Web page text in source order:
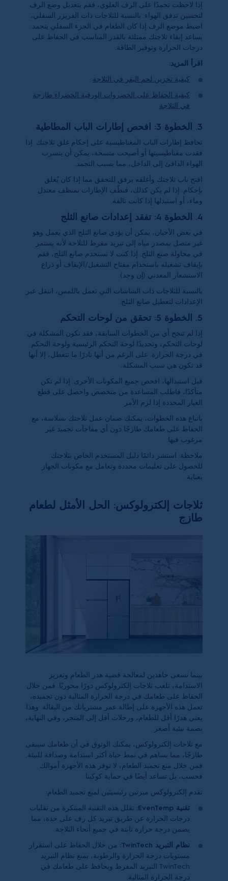
إذا لاحظت تجمدًا على الرف العلوي، فقم بتعديل وضع الرف
لتحسين تدفق الهواء. بالنسبة للثلاجات ذات الفريزر السفلي،
اضبط موضع الرف إذا كان الطعام في الجزء السفلي يتجمد.
يساعد إبقاء ثلاجتك ممتلئة بالقدر المناسب في الحفاظ على
درجات الحرارة وتوفير الطاقة.
اقرأ المزيد:
كيفية تخزين لحم البقر في الثلاجة
كيفية الحفاظ على الخضروات الورقية الخضراء طازجة
في الثلاجة
3. الخطوة 3: افحص إطارات الباب المطاطية
تحافظ إطارات الباب المغناطيسية على إحكام غلق ثلاجتك. إذا
فقدت مغناطيسيتها أو أصبحت متسخة، يمكن أن يتسرب
الهواء الدافئ إلى الداخل، مما يسبب التجمد.
افتح باب ثلاجتك وأغلقه برفق للتحقق مما إذا كان يُغلق
بإحكام. إذا لم يكن كذلك، فنظّف الإطارات بمنظف معتدل
وماء، أو استبدلها إذا كانت تالفة.
4. الخطوة 4: تفقد إعدادات صانع الثلج
في بعض الأحيان، يمكن أن يؤدي صانع الثلج الذي يعمل وهو
غير متصل بمصدر مياه إلى تبريد مفرط للثلاجة لأنه يستمر
في محاولة صنع الثلج. إذا كنت لا تستخدم صانع الثلج، فقم
بإيقاف تشغيله باستخدام مفتاح التشغيل/الإيقاف أو ذراع
الاستشعار المعدني (إن وجد).
بالنسبة للثلاجات ذات الشاشات التي تعمل باللمس، انتقل عبر
الإعدادات لتعطيل صانع الثلج.
5. الخطوة 5: تحقق من لوحات التحكم
إذا لم تنجح أي من الخطوات السابقة، فقد تكون المشكلة في
لوحات التحكم، وتحديدًا لوحة التحكم الرئيسية ولوحة التحكم
في درجة الحرارة. على الرغم من أنها نادرًا ما تتعطل، إلا أنها
قد تكون هي سبب المشكلة.
قبل استبدالها، افحص جميع المكونات الأخرى. إذا لم تكن
متأكدًا، فاطلب المساعدة من متخصص واحصل على قطع
الغيار المحددة إذا لزم الأمر.
باتباع هذه الخطوات، يمكنك ضمان عمل ثلاجتك بسلاسة، مع
الحفاظ على طعامك طازجًا دون أي مفاجآت تجميد غير
مرغوب فيها.
ملاحظة: استشر دائمًا دليل المستخدم الخاص بثلاجتك
للحصول على تعليمات محددة وتعامل مع مكونات الجهاز
بعناية.
ثلاجات إلكترولوكس: الحل الأمثل لطعام
طازج
بينما نسعى جاهدين لمعالجة قضية هدر الطعام وتعزيز
الاستدامة، تلعب ثلاجات إلكترولوكس دورًا محوريًا. فمن خلال
الحفاظ على طعامك في درجة الحرارة المثالية دون تجميده،
تعمل هذه الأجهزة على إطالة عمر مشترياتك من البقالة. وهذا
يعني هدرًا أقل للطعام، ورحلات أقل إلى المتجر، وفي النهاية،
بصمة بيئية أصغر.
مع ثلاجات إلكترولوكس، يمكنك الوثوق في أن طعامك سيبقى
طازجًا، مما يساهم في نمط حياة أكثر استدامة وصداقة للبيئة.
فمن خلال منع تجميد الطعام، لا توفر هذه الأجهزة أموالك
فحسب، بل تساعد أيضًا في حماية كوكبنا.
تقدم إلكترولوكس ميزتين رئيسيتين لمنع تجميد الطعام:
تقنية EvenTemp:
تقلل هذه التقنية المبتكرة من تقلبات
درجات الحرارة عن طريق تبريد كل رف على حدة، مما
يضمن درجة حرارة ثابتة في جميع أنحاء الثلاجة.
نظام التبريد TwinTech:
من خلال الحفاظ على استقرار
مستويات درجة الحرارة والرطوبة، يمنع نظام التبريد
TwinTech التبريد المفرط ويحافظ على طعامك في
درجة الحرارة المثالية.